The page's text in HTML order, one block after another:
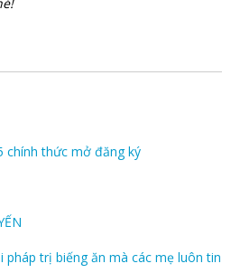
chính thức mở đăng ký
pháp trị biếng ăn mà các mẹ luôn tin